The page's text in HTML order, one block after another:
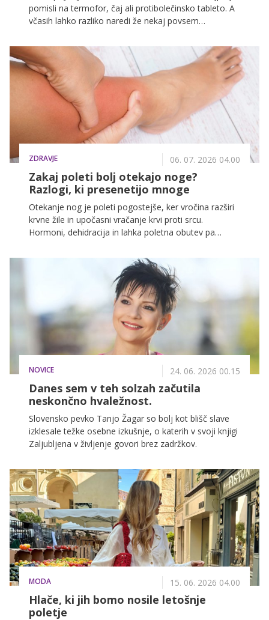
pomisli na termofor, čaj ali protibolečinsko tableto. A
včasih lahko razliko naredi že nekaj povsem
gibamo.
ZDRAVJE 06. 07. 2026 04.00
Zakaj poleti bolj otekajo noge?
Razlogi, ki presenetijo mnoge
Otekanje nog je poleti pogostejše, ker vročina razširi
krvne žile in upočasni vračanje krvi proti srcu.
Hormoni, dehidracija in lahka poletna obutev pa
počutijo bolj utrujene in napihnjene.
NOVICE 24. 06. 2026 00.15
Danes sem v teh solzah začutila
neskončno hvaležnost.
Slovensko pevko Tanjo Žagar so bolj kot blišč slave
izklesale težke osebne izkušnje, o katerih v svoji knjigi
Zaljubljena v življenje govori brez zadržkov.
MODA 15. 06. 2026 04.00
Hlače, ki jih bomo nosile letošnje
poletje